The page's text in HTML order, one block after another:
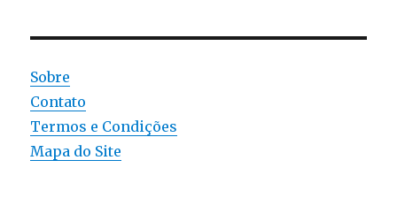
Sobre
Contato
Termos e Condições
Mapa do Site